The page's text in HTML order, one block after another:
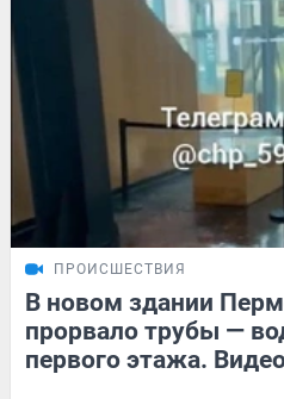
ПРОИСШЕСТВИЯ
В новом здании
прорвало трубы —
первого этажа.